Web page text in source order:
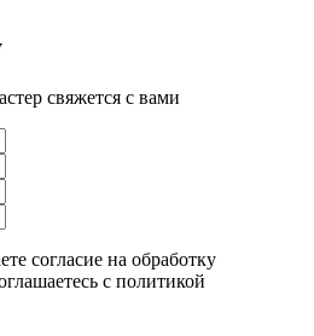
свяжется с вами
согласие на обработку
c политикой